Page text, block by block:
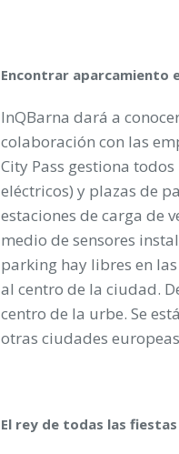
Encontrar aparcamiento
InQBarna dará a
colaboración con las
City Pass gestiona
eléctricos) y plazas de
estaciones de carga de
medio de sensores
parking hay libres en
al centro de la ciudad.
centro de la urbe. Se
otras ciudades
El rey de todas las fiestas